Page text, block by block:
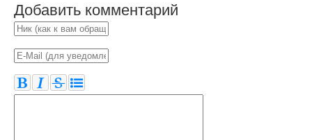
Добавить комментарий